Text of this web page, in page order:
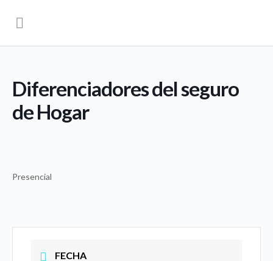
Diferenciadores del seguro
de Hogar
Presencial
FECHA